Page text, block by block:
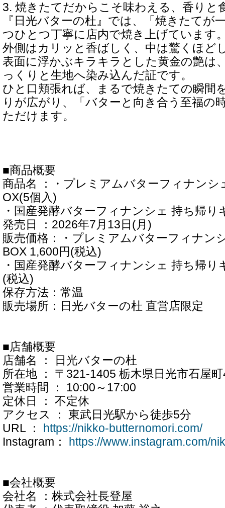
3. 焼きたてだからこそ味わえる、香りと
『日光バターの杜』では、「焼きたてが
つひとつ丁寧に店内で焼き上げています
外側はカリッと香ばしく、中は驚くほど
表面に浮かぶキラキラとした黄金の艶は
っくりと生地へ染み込んだ証です。
ひと口頬張れば、まるで焼きたての瞬間
りが広がり、「バターと向き合う至福の
ただけます。
■商品概要
商品名 ：・プレミアムバターフィナンシ
OX(5個入)
・国産発酵バターフィナンシェ 持ち帰り
発売日 ：2026年7月13日(月)
販売価格：・プレミアムバターフィナン
BOX 1,600円(税込)
・国産発酵バターフィナンシェ 持ち帰り
(税込)
保存方法：常温
販売場所：日光バターの杜 直営店限定
■店舗概要
店舗名 ： 日光バターの杜
所在地 ： 〒321-1405 栃木県日光市石屋
営業時間 ： 10:00～17:00
定休日 ： 不定休
アクセス ： 東武日光駅から徒歩5分
URL ：
https://nikko-butternomori.com/
Instagram：
https://www.instagram.com/
■会社概要
会社名 ：株式会社長登屋